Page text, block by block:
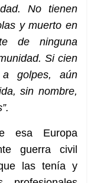
No tienen
y muerto en
de ninguna
Si cien
golpes, aún
sin nombre,
esa Europa
guerra civil
las tenía y